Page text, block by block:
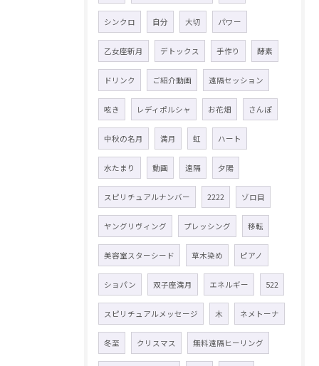
シンクロ 自分 大切 パワー
乙女座新月 デトックス 手作り 酵素
ドリンク ご紹介動画 遠隔セッション
呟き レディポルシャ お花畑 さんぽ
中秋の名月 満月 虹 ハート
水たまり 動画 遠隔 夕陽
スピリチュアルナンバー 2222 ゾロ目
ヤングリヴィング プレッシング 移転
美容室スターシード 草木染め ピアノ
ショパン 双子座満月 エネルギー 522
スピリチュアルメッセージ 木 ネメトーナ
冬至 クリスマス 無料遠隔ヒーリング